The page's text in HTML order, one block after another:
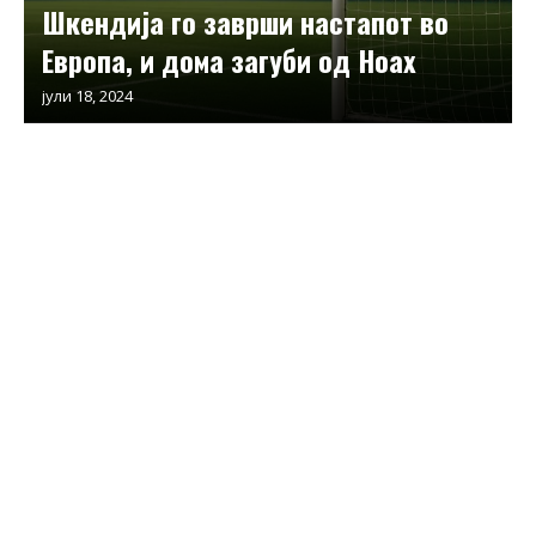
Шкендија го заврши настапот во
Европа, и дома загуби од Ноах
јули 18, 2024